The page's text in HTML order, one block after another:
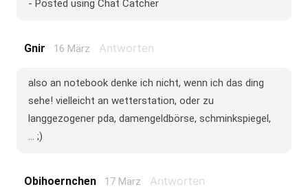
- Posted using Chat Catcher
Gnir 16 März Antworten
also an notebook denke ich nicht, wenn ich das ding
sehe! vielleicht an wetterstation, oder zu
langgezogener pda, damengeldbörse, schminkspiegel,
... ;)
Obihoernchen 17 März Antworten